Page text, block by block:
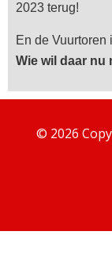
2023 terug!
En de
Wie wil daar nu
© 2026